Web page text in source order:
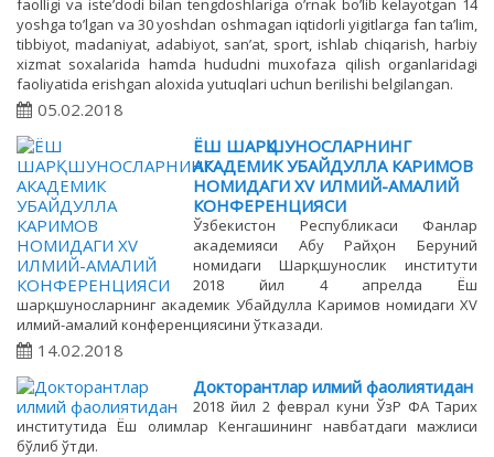
faolligi va iste’dodi bilan tengdoshlariga o’rnak bo’lib kelayotgan 14
yoshga to’lgan va 30 yoshdan oshmagan iqtidorli yigitlarga fan ta’lim,
tibbiyot, madaniyat, adabiyot, san’at, sport, ishlab chiqarish, harbiy
xizmat soxalarida hamda hududni muxofaza qilish organlaridagi
faoliyatida erishgan aloxida yutuqlari uchun berilishi belgilangan.
05.02.2018
ЁШ ШАРҚШУНОСЛАРНИНГ
АКАДЕМИК УБАЙДУЛЛА КАРИМОВ
НОМИДАГИ ХV ИЛМИЙ-АМАЛИЙ
КОНФЕРЕНЦИЯСИ
Ўзбекистон Республикаси Фанлар
академияси Абу Райҳон Беруний
номидаги Шарқшунослик институти
2018 йил 4 апрелда Ёш
шарқшуносларнинг академик Убайдулла Каримов номидаги ХV
илмий-амалий конференциясини ўтказади.
14.02.2018
Докторантлар илмий фаолиятидан
2018 йил 2 феврал куни ЎзР ФА Тарих
институтида Ёш олимлар Кенгашининг навбатдаги мажлиси
бўлиб ўтди.